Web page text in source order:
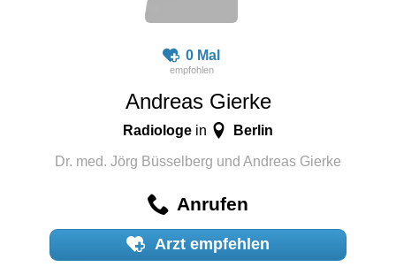
0 Mal
Andreas Gierke
Radiologe in Berlin
Dr. med. Jörg Büsselberg und Andreas Gierke
Anrufen
Arzt empfehlen